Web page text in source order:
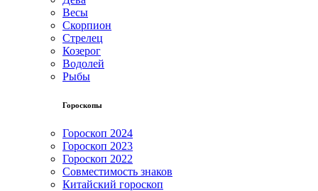
Весы
Скорпион
Стрелец
Козерог
Водолей
Рыбы
Гороскопы
Гороскоп 2024
Гороскоп 2023
Гороскоп 2022
Совместимость знаков
Китайский гороскоп